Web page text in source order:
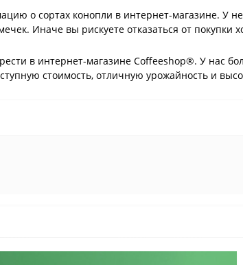
о сортах конопли в интернет-магазине. У
Иначе вы рискуете отказаться от
в интернет-магазине Coffeeshop®. У нас
стоимость, отличную урожайность и